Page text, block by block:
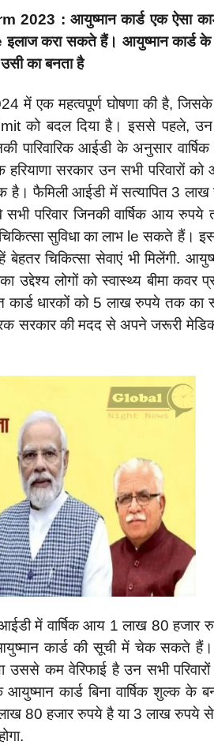
: आयुष्मान कार्ड एक ऐसा
करा सकते हैं। आयुष्मान कार्ड के
का बनता है
में एक महत्वपूर्ण घोषणा की है, जिसके
को बदल दिया है। इससे पहले, उन
पारिवारिक आईडी के अनुसार
सरकार उन सभी परिवारों को
है। फैमिली आईडी में सत्यापित 3
परिवार जिनकी वार्षिक आय रुपये
सुविधा का लाभ le सकते हैं।
चिकित्सा सेवाएं भी मिलेंगी.
उद्देश्य लोगों को स्वास्थ्य बीमा कवर
कार्ड धारकों को 5 लाख रुपये तक का
सरकार की मदद से अपने जरूरी
में वार्षिक आय 1 लाख 80 हजार
कार्ड की सूची में चेक सकते हैं।
उससे कम वेरिफाई है उन सभी
कार्ड बिना वार्षिक शुल्क के
लाख 80 हजार रुपये है या 3 लाख रुपये